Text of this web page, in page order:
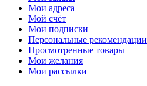
Мои адреса
Мой счёт
Мои подписки
Персональные рекомендации
Просмотренные товары
Мои желания
Мои рассылки